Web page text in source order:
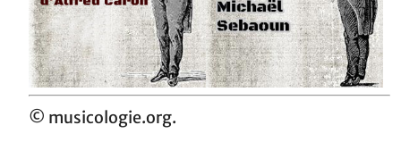
© musicologie.org.